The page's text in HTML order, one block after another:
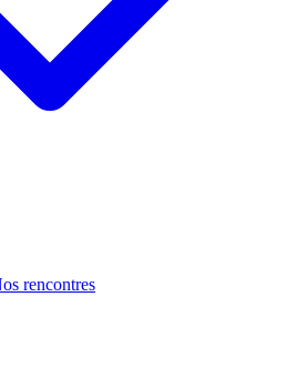
rencontres